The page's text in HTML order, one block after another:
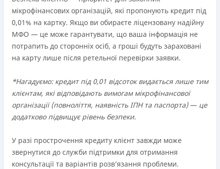
мікрофінансових організацій, які пропонують кредит під
0,01% на картку. Якщо ви обираєте ліцензовану надійну
МФО — це може гарантувати, що ваша інформація не
потрапить до сторонніх осіб, а гроші будуть зараховані
на карту лише після ретельної перевірки заявки.
*Нагадуємо: кредит під 0,01 відсоток видається лише тим
клієнтам, які відповідають вимогам мікрофінансової
організації (повноліття, наявність ІПН та паспорта)— це
додатково підвищує рівень безпеки.
У разі прострочення кредиту клієнт завжди може
звернутися до служби підтримки для отримання
консультації та варіантів розвʼязання проблеми.